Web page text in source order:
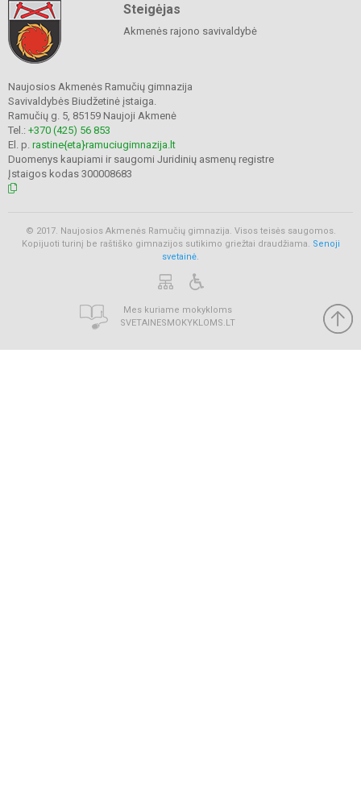
Steigėjas
Akmenės rajono savivaldybė
Naujosios Akmenės Ramučių gimnazija
Savivaldybės Biudžetinė įstaiga.
Ramučių g. 5, 85159 Naujoji Akmenė
Tel.: +370 (425) 56 853
El. p. rastine{eta}ramuciugimnazija.lt
Duomenys kaupiami ir saugomi Juridinių asmenų registre
Įstaigos kodas 300008683
© 2017. Naujosios Akmenės Ramučių gimnazija. Visos teisės saugomos.
Kopijuoti turinį be raštiško gimnazijos sutikimo griežtai draudžiama. Senoji
svetainė.
Mes kuriame mokykloms
SVETAINESMOKYKLOMS.LT